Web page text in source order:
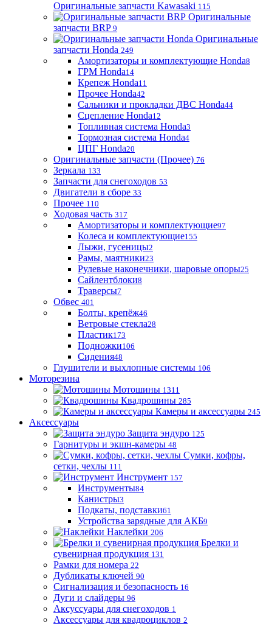
Оригинальные запчасти Kawasaki 115
Оригинальные
запчасти BRP 9
Оригинальные
запчасти Honda 249
Амортизаторы и комплектующие Honda8
ГРМ Honda14
Крепеж Honda11
Прочее Honda42
Сальники и прокладки ДВС Honda44
Сцепление Honda12
Топливная система Honda3
Тормозная система Honda4
ЦПГ Honda20
Оригинальные запчасти (Прочее) 76
Зеркала 133
Запчасти для снегоходов 53
Двигатели в сборе 33
Прочее 110
Ходовая часть 317
Амортизаторы и комплектующие97
Колеса и комплектующие155
Лыжи, гусеницы2
Рамы, маятники23
Рулевые наконечники, шаровые опоры25
Сайлентблоки8
Траверсы7
Обвес 401
Болты, крепёж46
Ветровые стекла28
Пластик173
Подножки106
Сидения48
Глушители и выхлопные системы 106
Моторезина
Мотошины 1311
Квадрошины 285
Камеры и аксессуары 245
Аксессуары
Защита эндуро 125
Гарнитуры и экшн-камеры 48
Сумки, кофры,
сетки, чехлы 111
Инструмент 157
Инструменты84
Канистры3
Подкаты, подставки61
Устройства зарядные для АКБ9
Наклейки 206
Брелки и
сувенирная продукция 131
Рамки для номера 22
Дубликаты ключей 90
Сигнализация и безопасность 16
Дуги и слайдеры 96
Аксуссуары для снегоходов 1
Аксессуары для квадроциклов 2